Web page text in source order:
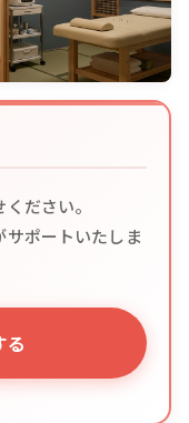
ださい。
ポートいたしま
る